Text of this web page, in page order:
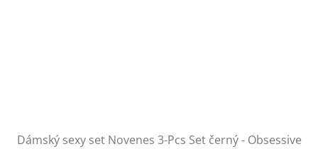
Dámský sexy set Novenes 3-Pcs Set černý - Obsessive